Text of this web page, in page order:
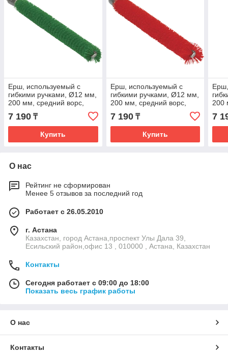
Ерш, используемый с
гибкими ручками, Ø12 мм,
200 мм, средний ворс,
зеленый цвет
7 190 ₸
Купить
Ерш, используемый с
гибкими ручками, Ø12 мм,
200 мм, средний ворс,
красный цвет
7 190₸
Купить
200
7
О нас
Рейтинг не сформирован
Менее 5 отзывов за последний год
Работает с 26.05.2010
г. Астана
Казахстан, город Астана,проспект Улы Дала 39,
Есильский район,офис 13 , 010000 , Астана, Казахстан
Контакты
Сегодня работает с 09:00 до 18:00
Показать весь график работы
О нас
Контакты